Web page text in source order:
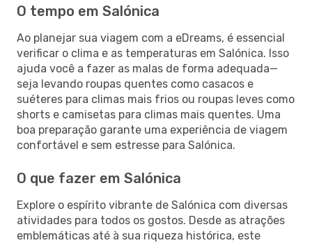
O tempo em Salónica
Ao planejar sua viagem com a eDreams, é essencial
verificar o clima e as temperaturas em Salónica. Isso
ajuda você a fazer as malas de forma adequada—
seja levando roupas quentes como casacos e
suéteres para climas mais frios ou roupas leves como
shorts e camisetas para climas mais quentes. Uma
boa preparação garante uma experiência de viagem
confortável e sem estresse para Salónica.
O que fazer em Salónica
Explore o espírito vibrante de Salónica com diversas
atividades para todos os gostos. Desde as atrações
emblemáticas até à sua riqueza histórica, este